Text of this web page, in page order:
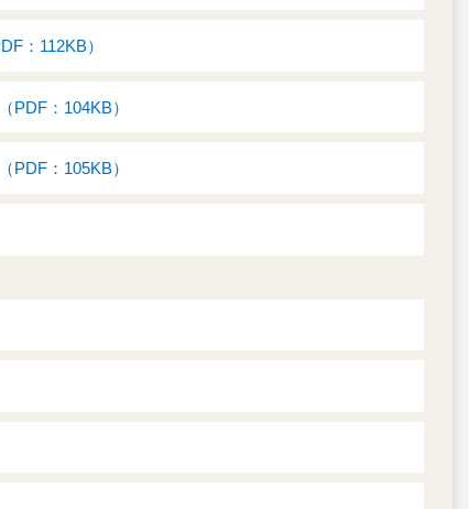
：112KB）
：104KB）
：105KB）